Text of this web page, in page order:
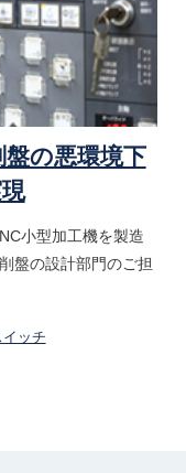
の悪環境下
小型加工機を製造
盤の設計部門のご担
ッチ